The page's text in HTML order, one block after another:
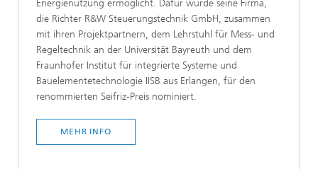
Energienutzung ermöglicht. Dafür wurde seine Firma,
die Richter R&W Steuerungstechnik GmbH, zusammen
mit ihren Projektpartnern, dem Lehrstuhl für Mess- und
Regeltechnik an der Universität Bayreuth und dem
Fraunhofer Institut für integrierte Systeme und
Bauelementetechnologie IISB aus Erlangen, für den
renommierten Seifriz-Preis nominiert.
MEHR INFO